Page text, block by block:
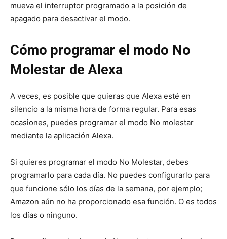
mueva el interruptor programado a la posición de
apagado para desactivar el modo.
Cómo programar el modo No
Molestar de Alexa
A veces, es posible que quieras que Alexa esté en
silencio a la misma hora de forma regular. Para esas
ocasiones, puedes programar el modo No molestar
mediante la aplicación Alexa.
Si quieres programar el modo No Molestar, debes
programarlo para cada día. No puedes configurarlo para
que funcione sólo los días de la semana, por ejemplo;
Amazon aún no ha proporcionado esa función. O es todos
los días o ninguno.